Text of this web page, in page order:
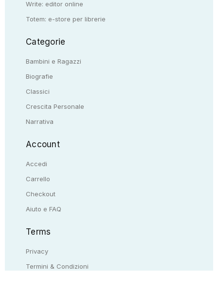
Write: editor online
Totem: e-store per librerie
Categorie
Bambini e Ragazzi
Biografie
Classici
Crescita Personale
Narrativa
Account
Accedi
Carrello
Checkout
Aiuto e FAQ
Terms
Privacy
Termini & Condizioni